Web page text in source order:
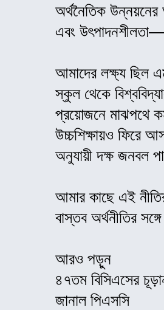
অর্থনৈতিক উন্নয়নের
এবং
আমাদের লক্ষ্য ছিল
স্কুল থেকে
প্রয়োজনে মাঝপথে
উচ্চশিক্ষায়ও ফিরে
অনুযায়ী দক্ষ জনবল
আমার কাছে এই
বাস্তব অর্থনীতির
আরও পড়ুন
৪৭তম বিসিএসের
জানাল পিএসসি